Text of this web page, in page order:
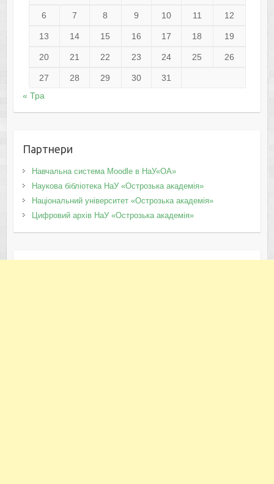
6 7 8 9 10 11 12
13 14 15 16 17 18 19
20 21 22 23 24 25 26
27 28 29 30
31
« Тра
Партнери
Навчальна система Moodle в НаУ«ОА»
Наукова бібліотека НаУ «Острозька академія»
Національний університет «Острозька академія»
Цифровий архів НаУ «Острозька академія»